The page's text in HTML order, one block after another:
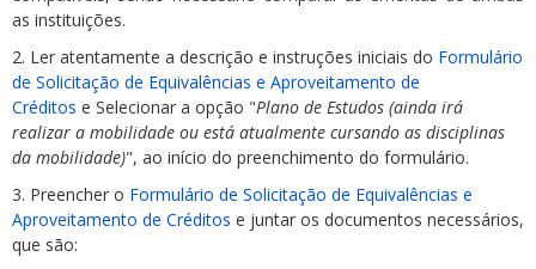
as instituições.
2. Ler atentamente a descrição e instruções iniciais do Formulário
de Solicitação de Equivalências e Aproveitamento de
Créditos e Selecionar a opção "Plano de Estudos (ainda irá
realizar a mobilidade ou está atualmente cursando as disciplinas
da mobilidade)", ao início do preenchimento do formulário.
3. Preencher o Formulário de Solicitação de Equivalências e
Aproveitamento de Créditos e juntar os documentos necessários,
que são: